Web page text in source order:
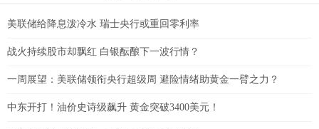
美联储给降息泼冷水 瑞士央行或重回零利率
战火持续股市却飘红 白银酝酿下一波行情？
一周展望：美联储领衔央行超级周 避险情绪助黄金一臂之力？
中东开打！油价史诗级飙升 黄金突破3400美元！